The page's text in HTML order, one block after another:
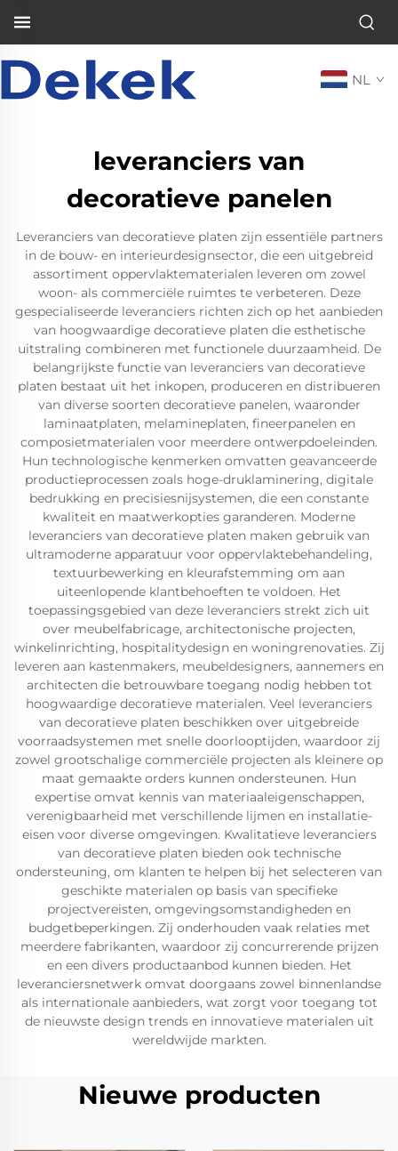
NL
leveranciers van
decoratieve panelen
Leveranciers van decoratieve platen zijn essentiële partners
in de bouw- en interieurdesignsector, die een uitgebreid
assortiment oppervlaktematerialen leveren om zowel
woon- als commerciële ruimtes te verbeteren. Deze
gespecialiseerde leveranciers richten zich op het aanbieden
van hoogwaardige decoratieve platen die esthetische
uitstraling combineren met functionele duurzaamheid. De
belangrijkste functie van leveranciers van decoratieve
platen bestaat uit het inkopen, produceren en distribueren
van diverse soorten decoratieve panelen, waaronder
laminaatplaten, melamineplaten, fineerpanelen en
composietmaterialen voor meerdere ontwerpdoeleinden.
Hun technologische kenmerken omvatten geavanceerde
productieprocessen zoals hoge-druklaminering, digitale
bedrukking en precisiesnijsystemen, die een constante
kwaliteit en maatwerkopties garanderen. Moderne
leveranciers van decoratieve platen maken gebruik van
ultramoderne apparatuur voor oppervlaktebehandeling,
textuurbewerking en kleurafstemming om aan
uiteenlopende klantbehoeften te voldoen. Het
toepassingsgebied van deze leveranciers strekt zich uit
over meubelfabricage, architectonische projecten,
winkelinrichting, hospitalitydesign en woningrenovaties. Zij
leveren aan kastenmakers, meubeldesigners, aannemers en
architecten die betrouwbare toegang nodig hebben tot
hoogwaardige decoratieve materialen. Veel leveranciers
van decoratieve platen beschikken over uitgebreide
voorraadsystemen met snelle doorlooptijden, waardoor zij
zowel grootschalige commerciële projecten als kleinere op
maat gemaakte orders kunnen ondersteunen. Hun
expertise omvat kennis van materiaaleigenschappen,
verenigbaarheid met verschillende lijmen en installatie-
eisen voor diverse omgevingen. Kwalitatieve leveranciers
van decoratieve platen bieden ook technische
ondersteuning, om klanten te helpen bij het selecteren van
geschikte materialen op basis van specifieke
projectvereisten, omgevingsomstandigheden en
budgetbeperkingen. Zij onderhouden vaak relaties met
meerdere fabrikanten, waardoor zij concurrerende prijzen
en een divers productaanbod kunnen bieden. Het
leveranciersnetwerk omvat doorgaans zowel binnenlandse
als internationale aanbieders, wat zorgt voor toegang tot
de nieuwste design trends en innovatieve materialen uit
wereldwijde markten.
Nieuwe producten